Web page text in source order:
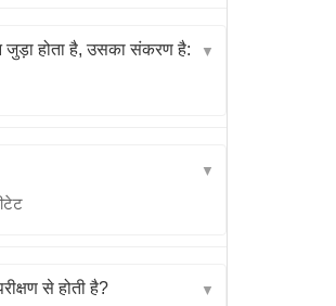
होता है, उसका संकरण है:
▼
▼
से होती है?
▼